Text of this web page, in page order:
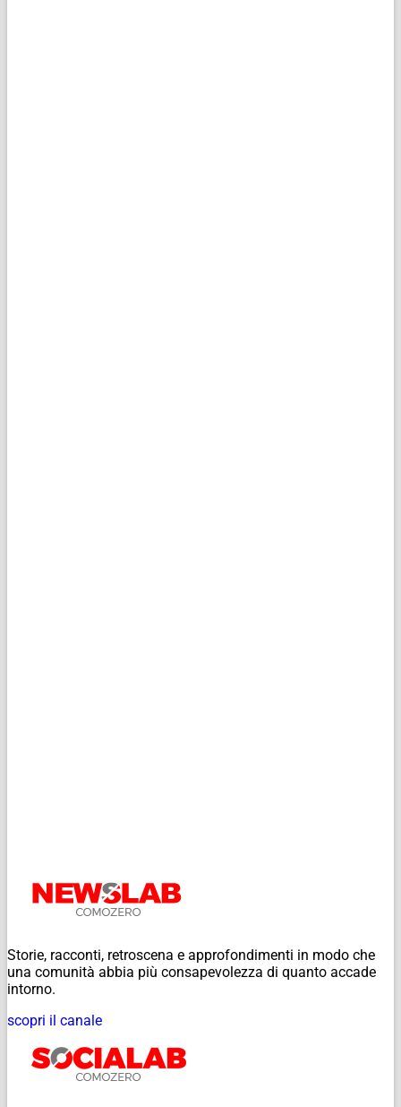
Storie, racconti, retroscena e approfondimenti in modo che
una comunità abbia più consapevolezza di quanto accade
intorno.
scopri il canale